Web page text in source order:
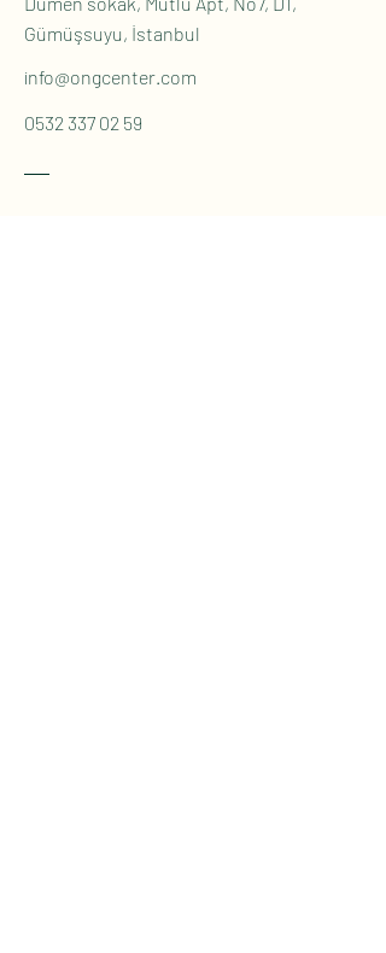
Gümüşsuyu, İstanbul
info@ongcenter.com
0532 337 02 59